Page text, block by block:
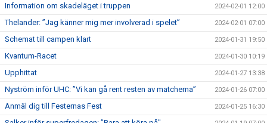
Information om skadeläget i truppen 2024-02-01 12:00
Thelander: ”Jag känner mig mer involverad i spelet” 2024-02-01 07:00
Schemat till campen klart 2024-01-31 19:50
Kvantum-Racet 2024-01-30 10:19
Upphittat 2024-01-27 13:38
Nyström inför UHC: ”Vi kan gå rent resten av matcherna” 2024-01-26 07:00
Anmäl dig till Festernas Fest 2024-01-25 16:30